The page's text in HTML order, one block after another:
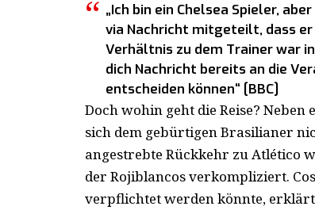
„Ich bin ein Chelsea Spieler,
via Nachricht mitgeteilt, dass
Verhältnis zu dem Trainer war
dich Nachricht bereits an die
entscheiden können“ [BBC]
Doch wohin geht die Reise?
sich dem gebürtigen Brasilianer
angestrebte Rückkehr zu Atlético
der Rojiblancos verkompliziert.
verpflichtet werden könnte, erklärt